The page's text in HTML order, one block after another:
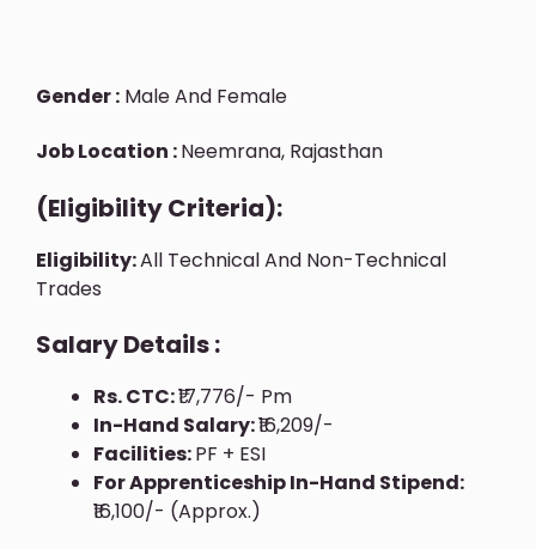
Gender : Male And Female
Job Location :Neemrana, Rajasthan
(Eligibility Criteria):
Eligibility:All Technical And Non-Technical
Trades
Salary Details :
Rs. CTC:₹17,776/- Pm
In-Hand Salary:₹16,209/-
Facilities:PF + ESI
For Apprenticeship In-Hand Stipend:
₹16,100/- (approx.)